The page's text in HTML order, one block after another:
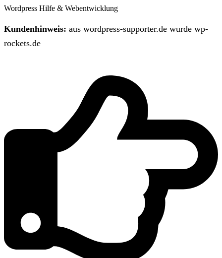
Wordpress Hilfe & Webentwicklung
Kundenhinweis: aus wordpress-supporter.de wurde wp-
rockets.de